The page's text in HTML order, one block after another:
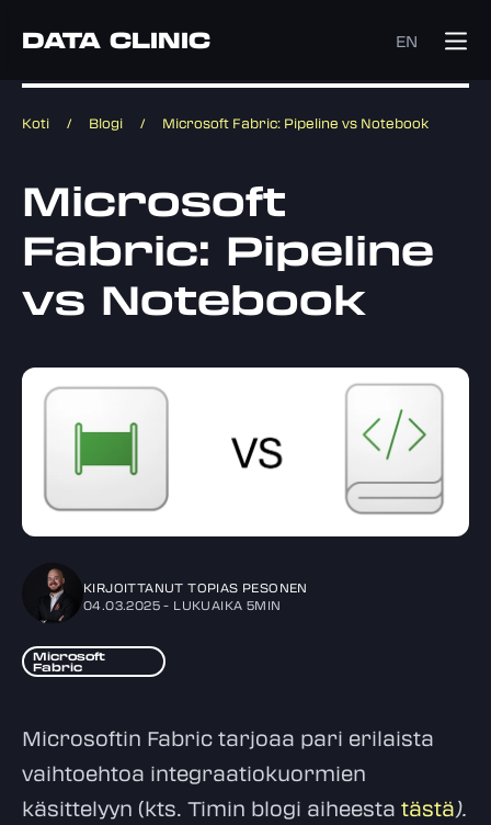
DATA CLINIC EN
Koti / Blogi / Microsoft Fabric: Pipeline vs Notebook
Microsoft
Fabric: Pipeline
vs Notebook
KIRJOITTANUTTOPIAS PESONEN
04.03.2025- LUKUAIKA 5MIN
Microsoft
Fabric
Microsoftin Fabric tarjoaa pari erilaista
vaihtoehtoa integraatiokuormien
käsittelyyn (kts. Timin blogi aiheesta tästä).